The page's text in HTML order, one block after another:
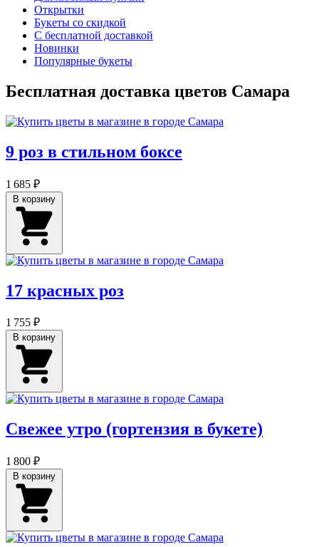
Открытки
Букеты со скидкой
С бесплатной доставкой
Новинки
Популярные букеты
Бесплатная доставка цветов Самара
9 роз в стильном боксе
1 685 ₽
17 красных роз
1 755 ₽
Свежее утро (гортензия в букете)
1 800 ₽